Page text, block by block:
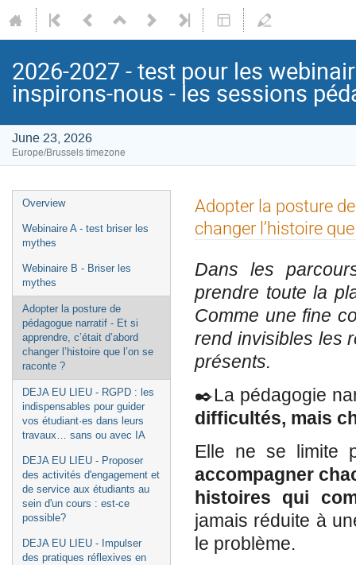
2026-2027 - test pour les
inspirons-nous - les sessions
June 23, 2026
Europe/Brussels timezone
Event
menu
Overview
Webinaire A - test briser les
mythes
Webinaire B - Briser les
mythes
Adopter la posture de
pédagogue narratif - Et si
apprendre, c’était d’abord
changer l’histoire que l’on se
raconte ?
DEJA EU LIEU - RGPD : les
indispensables pour guider
vos étudiant·es dans leurs
travaux… sans ou avec IA
DEJA EU LIEU - Proposer
des activités d'engagement et
de service aux étudiants au
sein d'un cours : est-ce
possible?
DEJA EU LIEU - Impulser
des pratiques réflexives en
Adopter la posture
changer l’histoire
Dans les
prendre toute la
Comme une fine
rend invisibles les
présents.
✒️La pédagogie
difficultés, mais
Elle ne se limite
accompagner
histoires qui
jamais réduite à
le problème.